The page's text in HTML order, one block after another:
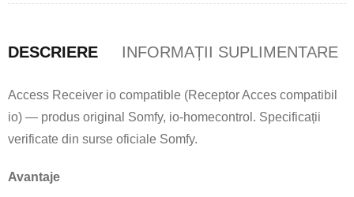
DESCRIERE INFORMAȚII SUPLIMENTARE
Access Receiver io compatible (Receptor Acces compatibil
io) — produs original Somfy, io-homecontrol. Specificații
verificate din surse oficiale Somfy.
Avantaje